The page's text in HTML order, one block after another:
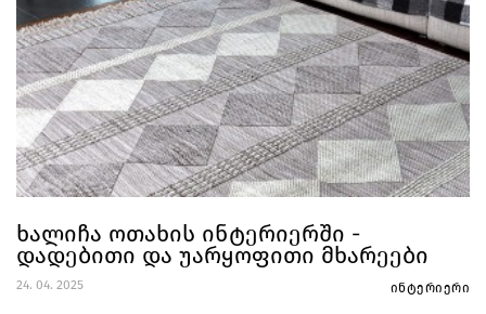
ხალიჩა ოთახის ინტერიერში -
დადებითი და უარყოფითი მხარეები
24. 04. 2025 ინტერიერი